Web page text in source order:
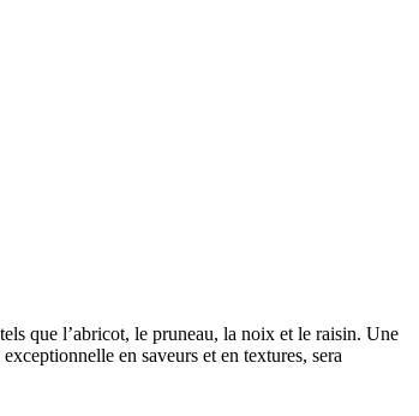
que l’abricot, le pruneau, la noix et le raisin. Une
en saveurs et en textures, sera